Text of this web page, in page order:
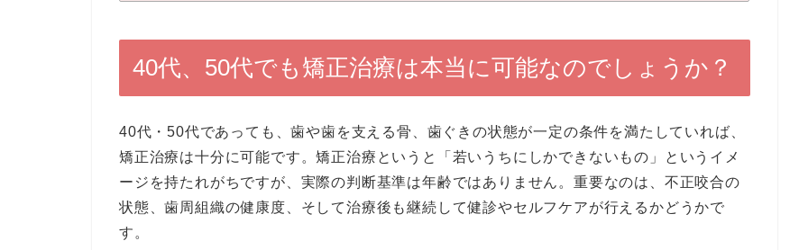
40代、50代でも矯正治療は本当に可能なのでしょうか？
40代・50代であっても、歯や歯を支える骨、歯ぐきの状態が一定の条件を満たしていれば、
矯正治療は十分に可能です。矯正治療というと「若いうちにしかできないもの」というイメ
ージを持たれがちですが、実際の判断基準は年齢ではありません。重要なのは、不正咬合の
状態、歯周組織の健康度、そして治療後も継続して健診やセルフケアが行えるかどうかで
す。